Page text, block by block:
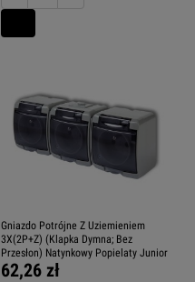
Gniazdo Potrójne Z Uziemieniem
3X(2P+Z) (Klapka Dymna; Bez
Przesłon) Natynkowy Popielaty Junior
62,26 zł